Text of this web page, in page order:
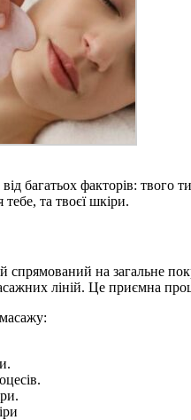
багатьох факторів: твого
та твоєї шкіри.
спрямований на загальне
ліній. Це приємна